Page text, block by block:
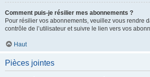
Comment puis-je résilier mes abonnements ?
Pour résilier vos abonnements, veuillez vous rendre
contrôle de l’utilisateur et suivre le lien vers vos
Haut
Pièces jointes